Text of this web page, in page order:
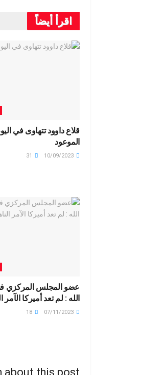
ce
b
o
tt
erاقرأ أيضاً
قلاع داوود تتهاوى في
الموعود
عضو المجلس المركزي
الله : لم تعد أميركا الآمر
about this post